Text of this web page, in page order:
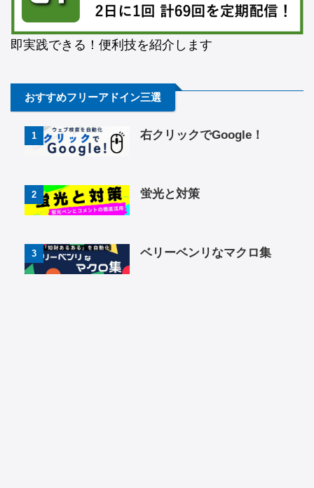
即実践できる！便利技を紹介します
おすすめフリーアドイン三選
1 右クリックでGoogle！
2 蛍光と対策
3 ベリーベンリなマクロ集